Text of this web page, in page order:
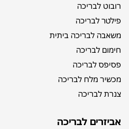
רובוט לבריכה
פילטר לבריכה
משאבה לבריכה ביתית
חימום לבריכה
פסיפס לבריכה
מכשיר מלח לבריכה
צנרת לבריכה
אביזרים לבריכה